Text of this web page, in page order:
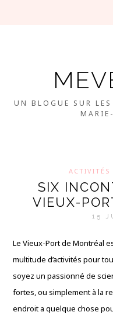
UN BLOGUE SUR
ACTIVITÉS
SIX
VIEUX-
15
Le Vieux-Port de Montréal
multitude d’activités pour
soyez un passionné de
fortes, ou simplement à la
endroit a quelque chose